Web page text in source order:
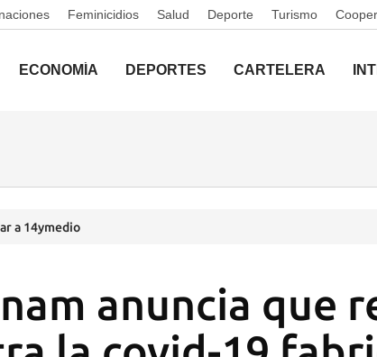
Feminicidios Salud Deporte Turismo
ECONOMÍA DEPORTES CARTELERA
a 14ymedio
anuncia que